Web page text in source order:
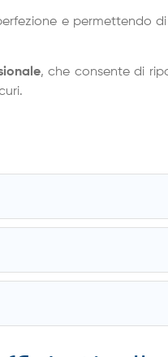
e permettendo
, che consente di